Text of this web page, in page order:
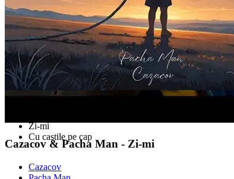
Zi-mi
Cu castile pe cap
Cazacov & Pacha Man - Zi-mi
Cazacov